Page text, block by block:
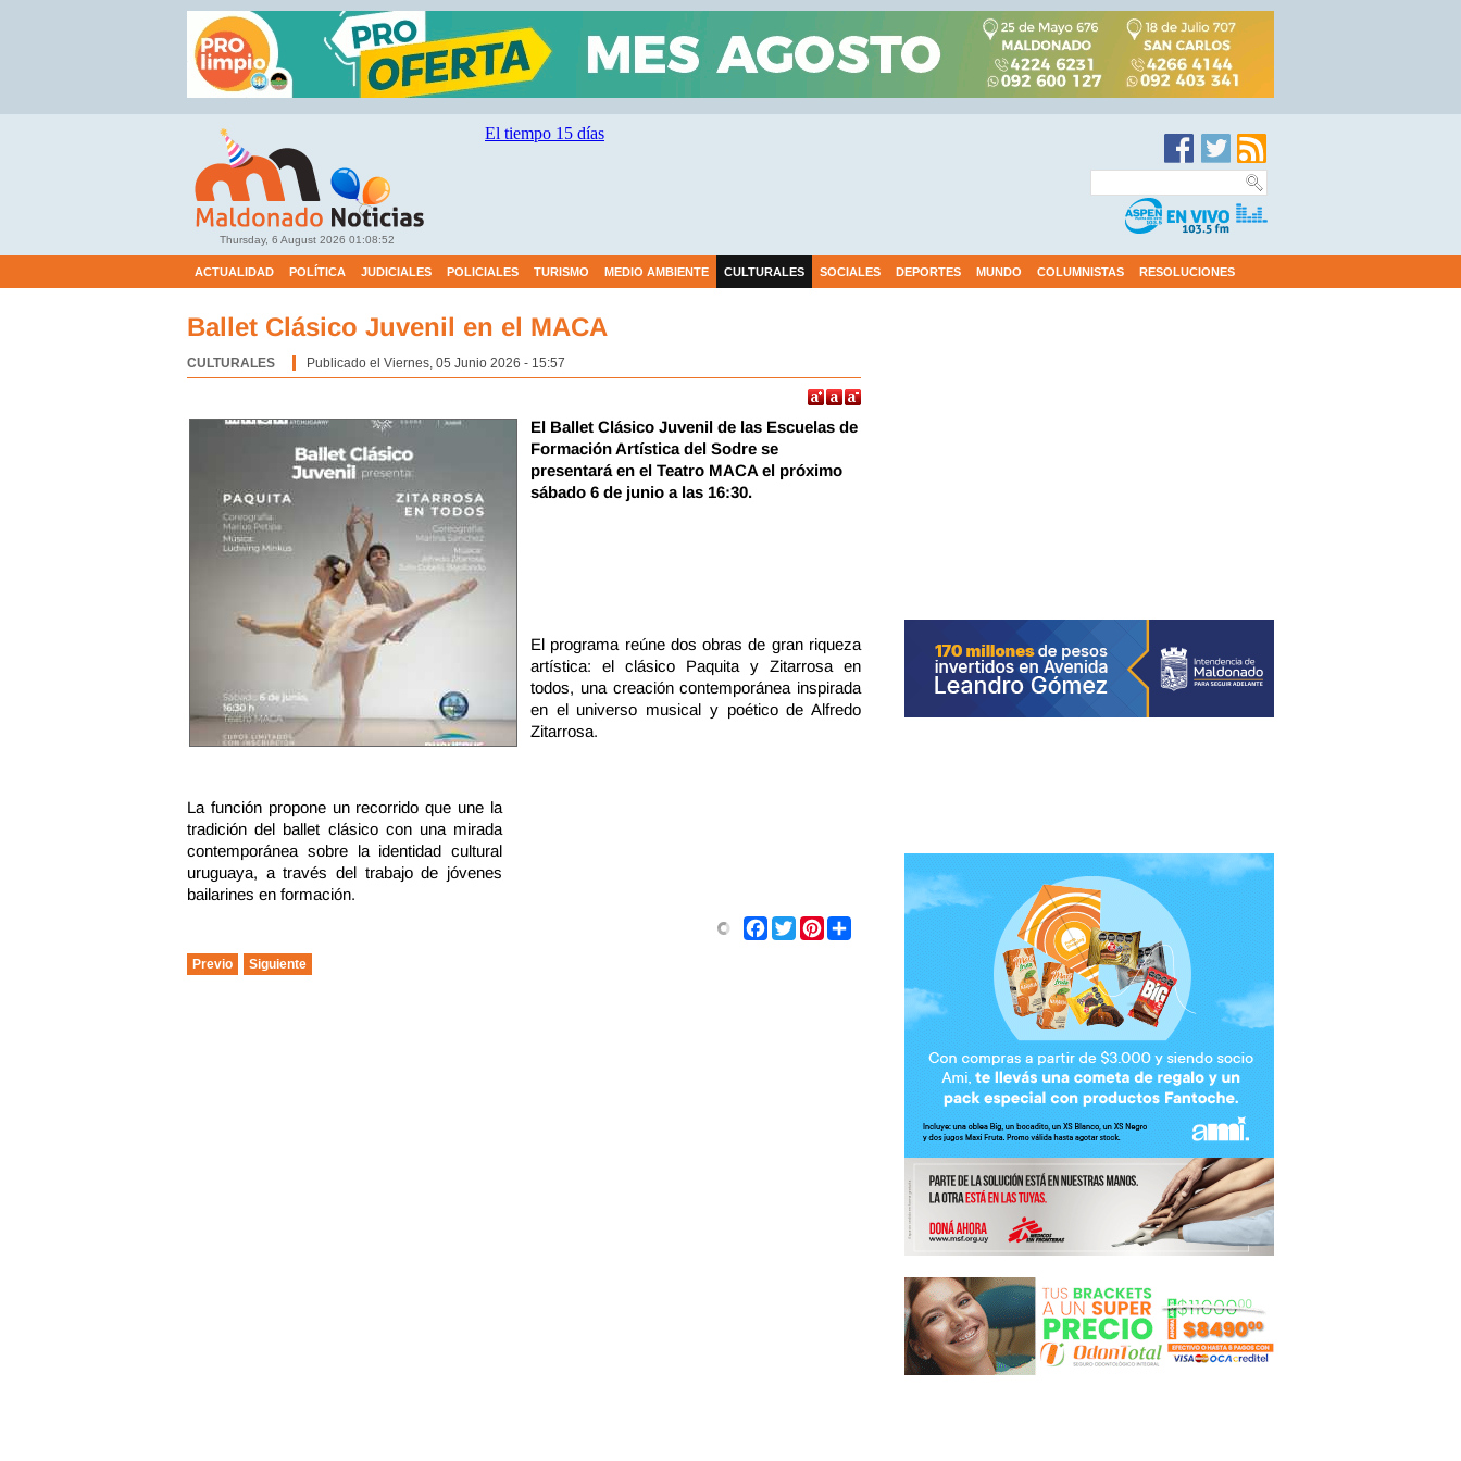
Thursday, 6 August 2026 01:08:52
ACTUALIDAD POLÍTICA JUDICIALES POLICIALES TURISMO MEDIO AMBIENTE CULTURALES SOCIALES DEPORTES MUNDO COLUMNISTAS RESOLUCIONES
Ballet Clásico Juvenil en el MACA
CULTURALES Publicado el Viernes, 05 Junio 2026 - 15:57
El Ballet Clásico Juvenil de las Escuelas de
Formación Artística del Sodre se
presentará en el Teatro MACA el próximo
sábado 6 de junio a las 16:30.
El programa reúne dos obras de gran riqueza
artística: el clásico Paquita y Zitarrosa en
todos, una creación contemporánea inspirada
en el universo musical y poético de Alfredo
Zitarrosa.
La función propone un recorrido que une la
tradición del ballet clásico con una mirada
contemporánea sobre la identidad cultural
uruguaya, a través del trabajo de jóvenes
bailarines en formación.
Facebook
TwitterPinterest
Previo Siguiente